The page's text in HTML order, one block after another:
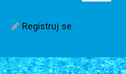
Registruj se